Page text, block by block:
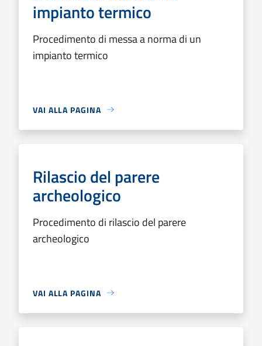
impianto termico
Procedimento di messa a norma di un
impianto termico
VAI ALLA PAGINA
Rilascio del parere
archeologico
Procedimento di rilascio del parere
archeologico
VAI ALLA PAGINA